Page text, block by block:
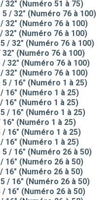
32" (Numéro 51 à 75)
/ 32" (Numéro 76 à 100)
32" (Numéro 76 à 100)
32" (Numéro 76 à 100)
/ 32" (Numéro 76 à 100)
(Numéro 76 à 100)
32" (Numéro 76 à 100)
(Numéro 76 à 100)
/ 16" (Numéro 1 à 25)
16" (Numéro 1 à 25)
16" (Numéro 1 à 25)
/ 16" (Numéro 1 à 25)
(Numéro 1 à 25)
16" (Numéro 1 à 25)
16" (Numéro 1 à 25)
/ 16" (Numéro 26 à 50)
16" (Numéro 26 à 50)
16" (Numéro 26 à 50)
/ 16" (Numéro 26 à 50)
16" (Numéro 26 à 50)